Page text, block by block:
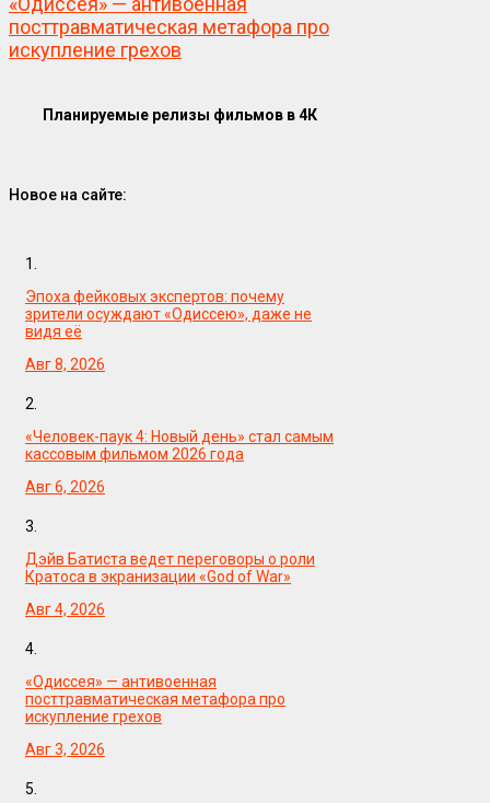
посттравматическая метафора про
искупление грехов
Планируемые релизы фильмов в 4К
Новое на сайте:
1.
Эпоха фейковых экспертов: почему
зрители осуждают «Одиссею», даже не
видя её
Авг 8, 2026
2.
«Человек-паук 4: Новый день» стал самым
кассовым фильмом 2026 года
Авг 6, 2026
3.
Дэйв Батиста ведет переговоры о роли
Кратоса в экранизации «God of War»
Авг 4, 2026
4.
«Одиссея» — антивоенная
посттравматическая метафора про
искупление грехов
Авг 3, 2026
5.